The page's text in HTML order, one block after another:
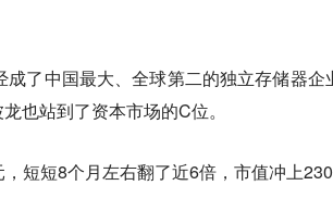
了中国最大、全球第二的独立存储器企
也站到了资本市场的C位。
短短8个月左右翻了近6倍，市值冲上